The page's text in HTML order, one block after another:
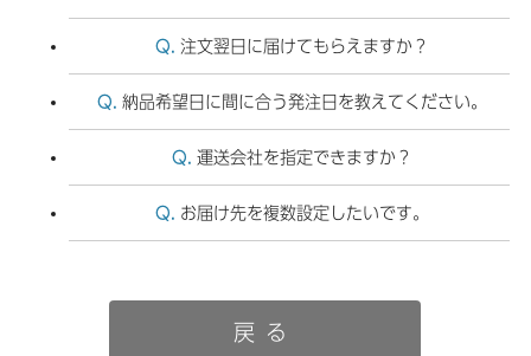
注文翌日に届けてもらえますか？
納品希望日に間に合う発注日を教えてください。
運送会社を指定できますか？
お届け先を複数設定したいです。
戻る